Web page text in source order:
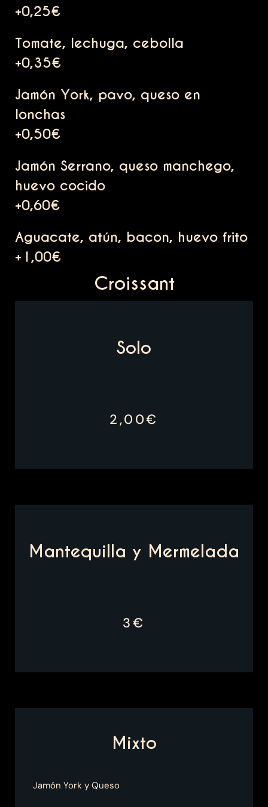
+0,25€
Tomate, lechuga, cebolla
+0,35€
Jamón York, pavo, queso en
lonchas
+0,50€
Jamón Serrano, queso manchego,
huevo cocido
+0,60€
Aguacate, atún, bacon, huevo frito
+1,00€
Croissant
Solo
2,00€
Mantequilla y Mermelada
3€
Mixto
Jamón York y Queso